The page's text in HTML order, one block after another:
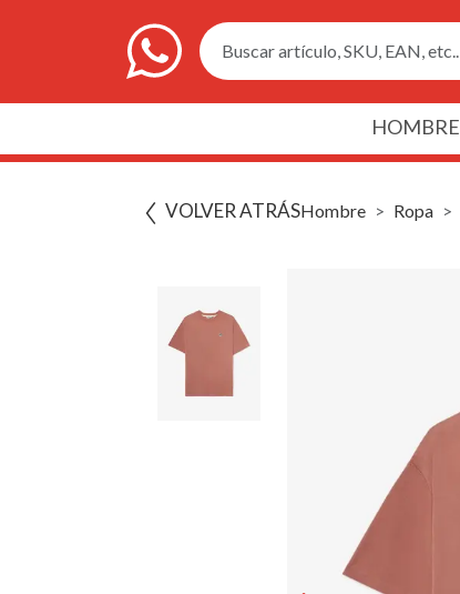
Buscar artículo, SKU, EAN, etc..
HOMBRE
VOLVER ATRÁSHombre Ropa